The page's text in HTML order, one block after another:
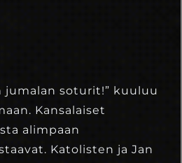
jumalan soturit!” kuuluu
Kansalaiset
alimpaan
Katolisten ja Jan